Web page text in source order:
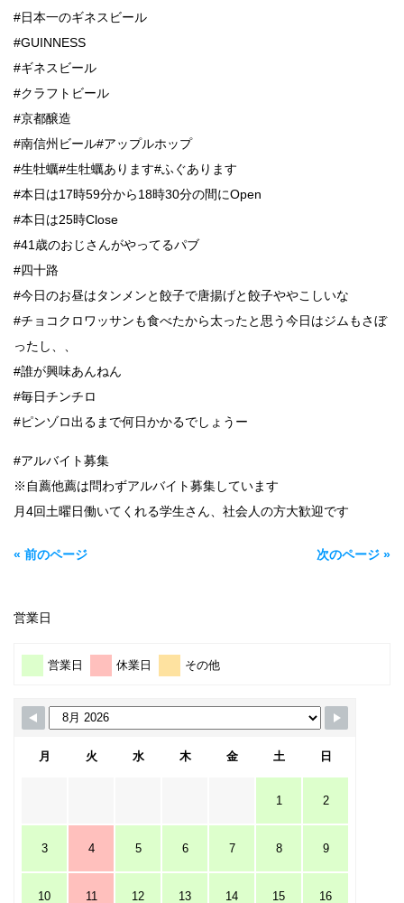
#日本一のギネスビール
#GUINNESS
#ギネスビール
#クラフトビール
#京都醸造
#南信州ビール#アップルホップ
#生牡蠣#生牡蠣あります#ふぐあります
#本日は17時59分から18時30分の間にOpen
#本日は25時Close
#41歳のおじさんがやってるパブ
#四十路
#今日のお昼はタンメンと餃子で唐揚げと餃子ややこしいな
#チョコクロワッサンも食べたから太ったと思う今日はジムもさぼ
ったし、、
#誰が興味あんねん
#毎日チンチロ
#ピンゾロ出るまで何日かかるでしょうー
#アルバイト募集
※自薦他薦は問わずアルバイト募集しています
月4回土曜日働いてくれる学生さん、社会人の方大歓迎です
« 前のページ 次のページ »
営業日
営業日 休業日 その他
月 火 水 木 金 土 日
1 2
3 4 5 6 7 8 9
10 11 12 13 14 15 16